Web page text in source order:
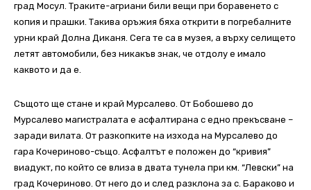
град Мосул. Траките-агриани били вещи при боравенето с
копия и прашки. Такива оръжия бяха открити в погребалните
урни край Долна Диканя. Сега те са в музея, а върху селището
летят автомобили, без никакъв знак, че отдолу е имало
каквото и да е.
Същото ще стане и край Мурсалево. От Бобошево до
Мурсалево магистралата е асфалтирана с едно прекъсване –
заради вилата. От разкопките на изхода на Мурсалево до
гара Кочериново-също. Асфалтът е положен до “кривия”
виадукт, по който се влиза в двата тунела при км. “Левски” на
град Кочериново. От него до и след разклона за с. Бараково и